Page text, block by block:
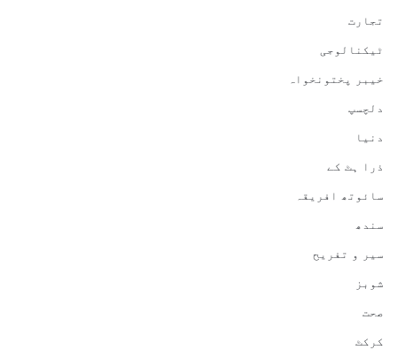
تجارت
ٹیکنالوجی
خیبر پختونخواہ
دلچسپ
دنیا
ذرا ہٹ کے
سائوتھ افریقہ
سندھ
سیر و تفریح
شوبز
صحت
کرکٹ